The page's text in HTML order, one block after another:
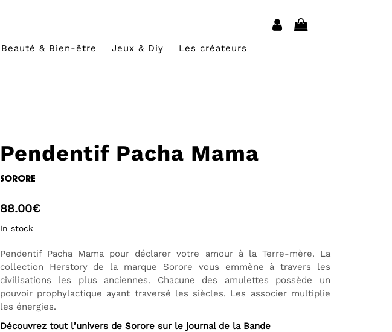
Beauté & Bien-être Jeux & Diy Les créateurs
Pendentif Pacha Mama
sorore
88.00€
In stock
Pendentif Pacha Mama pour déclarer votre amour à la Terre-mère. La
collection Herstory de la marque Sorore vous emmène à travers les
civilisations les plus anciennes. Chacune des amulettes possède un
pouvoir prophylactique ayant traversé les siècles. Les associer multiplie
les énergies.
Découvrez tout l’univers de Sorore sur le journal de la Bande